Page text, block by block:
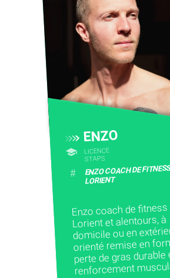
ENZO
LICENCE
STAPS
# ENZO COACH DE
LORIENT
Enzo coach de fitness
Lorient et alentours, à
domicile ou en
orienté remise en
perte de gras durable
renforcement